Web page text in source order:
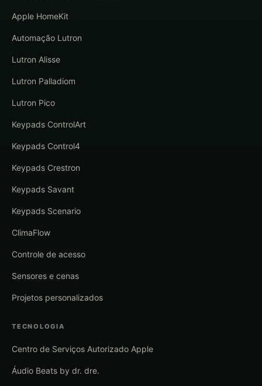
Apple HomeKit
Automação Lutron
Lutron Alisse
Lutron Palladiom
Lutron Pico
Keypads ControlArt
Keypads Control4
Keypads Crestron
Keypads Savant
Keypads Scenario
ClimaFlow
Controle de acesso
Sensores e cenas
Projetos personalizados
TECNOLOGIA
Centro de Serviços Autorizado Apple
Áudio Beats by dr. dre.